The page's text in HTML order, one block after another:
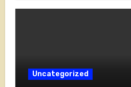
Uncategorized